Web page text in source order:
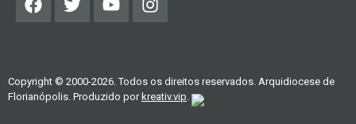
Copyright © 2000-2026. Todos os direitos reservados. Arquidiocese de
Florianópolis. Produzido por kreativ.vip